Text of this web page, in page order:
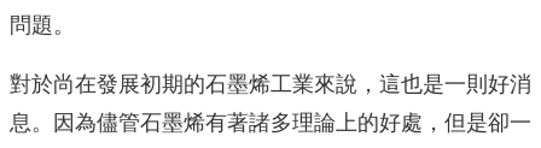
問題。
對於尚在發展初期的石墨烯工業來說，這也是一則好消
息。因為儘管石墨烯有著諸多理論上的好處，但是卻一